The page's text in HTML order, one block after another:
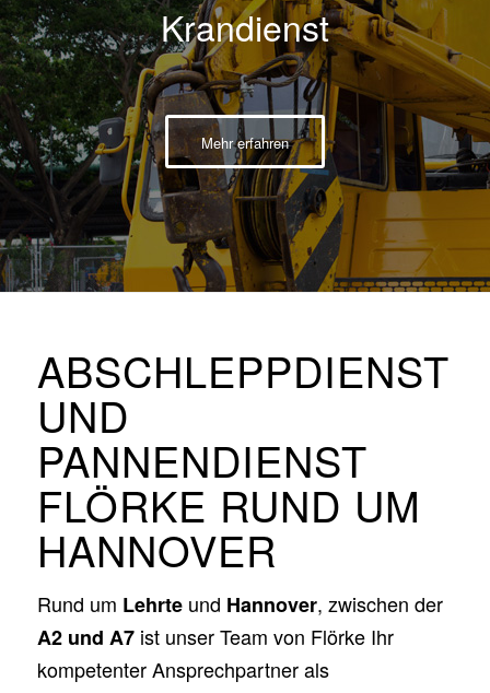
Krandienst
Mehr erfahren
ABSCHLEPPDIENST
UND
PANNENDIENST
FLÖRKE RUND UM
HANNOVER
Rund um Lehrteund Hannover, zwischen der
A2 und A7ist unser Team von Flörke Ihr
kompetenter Ansprechpartner als